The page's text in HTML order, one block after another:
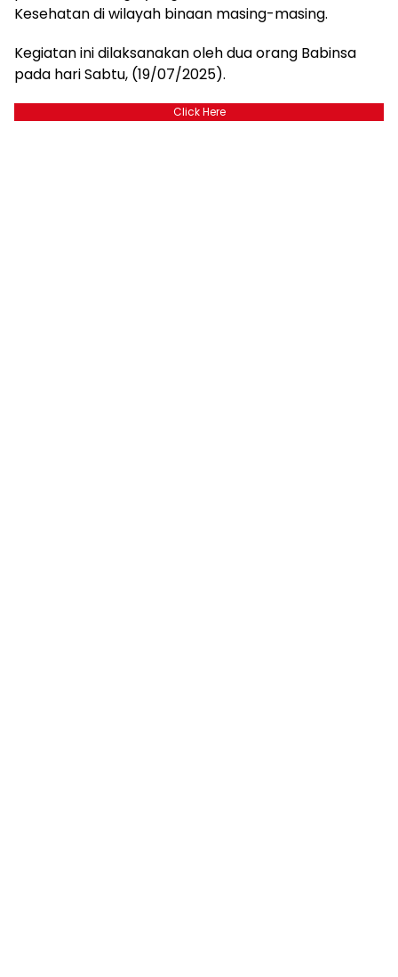
Kesehatan di wilayah binaan masing-masing.
Kegiatan ini dilaksanakan oleh dua orang Babinsa
pada hari Sabtu, (19/07/2025).
Click Here